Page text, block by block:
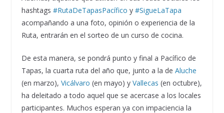
hashtags #RutaDeTapasPacífico y #SigueLaTapa
acompañando a una foto, opinión o experiencia de la
Ruta, entrarán en el sorteo de un curso de cocina.
De esta manera, se pondrá punto y final a Pacífico de
Tapas, la cuarta ruta del año que, junto a la de Aluche
(en marzo), Vicálvaro (en mayo) y Vallecas (en octubre),
ha deleitado a todo aquel que se acercase a los locales
participantes. Muchos esperan ya con impaciencia la